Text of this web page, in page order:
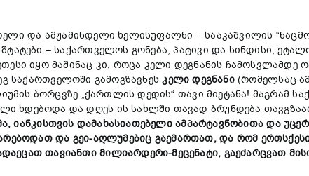
და ამჟამინდელი ხელისუფალნი – სააკაშვილის
– საქართველოს გონება, პატივი და სინდისი,
იყო მაშინაც კი, როცა კელი დეგნანის ჩამოსვლამდე
საქართველოში გამოგზავნესკელიდეგნანი(რომელსაც
ბორცვზე „ქართლის დედის“ თავი მიეტანა! მაგრამ
და დღეს ის სახლში თავად ბრუნდება
იანკისთვის დამახასიათებელიამპარტავნობითადა
და გეი-აღლუმებიც გაემართათ,და რომ
ეცათთავიანთიმილიარდერი-მეცენატი, გაეძარცვათ